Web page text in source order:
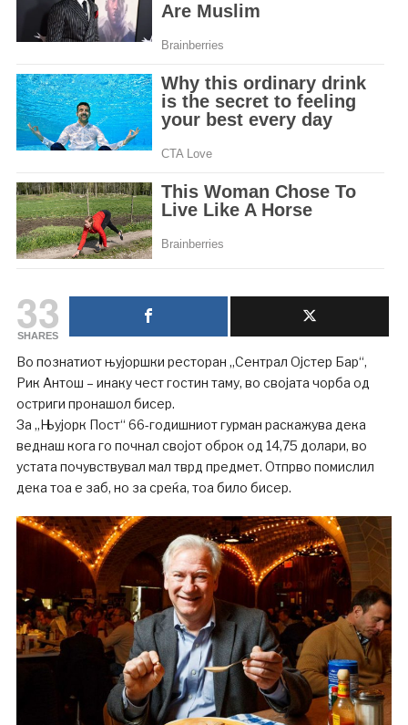
33
SHARES
Во познатиот њујоршки ресторан „Сентрал Ојстер Бар“,
Рик Антош – инаку чест гостин таму, во својата чорба од
остриги пронашол бисер.
За „Њујорк Пост“ 66-годишниот гурман раскажува дека
веднаш кога го почнал својот оброк од 14,75 долари, во
устата почувствувал мал тврд предмет. Отпрво помислил
дека тоа е заб, но за среќа, тоа било бисер.